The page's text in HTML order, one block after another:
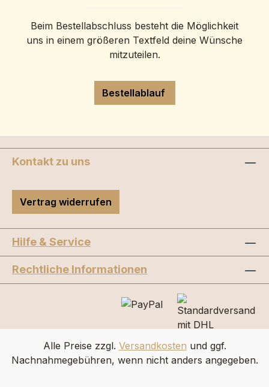
Beim Bestellabschluss besteht die Möglichkeit
uns in einem größeren Textfeld deine Wünsche
mitzuteilen.
Bestellablauf
Kontakt zu uns
Vertrag widerrufen
Hilfe & Service
Rechtliche Informationen
Alle Preise zzgl. Versandkosten und ggf.
Nachnahmegebühren, wenn nicht anders angegeben.